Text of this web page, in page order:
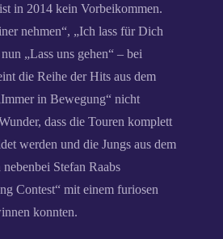
in 2014 kein Vorbeikommen.
nehmen“, „Ich lass für Dich
„Lass uns gehen“ – bei
die Reihe der Hits aus dem
in Bewegung“ nicht
dass die Touren komplett
werden und die Jungs aus dem
Stefan Raabs
Contest“ mit einem furiosen
konnten.